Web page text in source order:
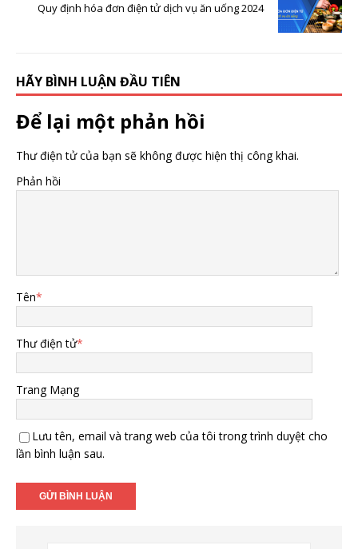
Quy định hóa đơn điện tử dịch vụ ăn uống 2024
HÃY BÌNH LUẬN ĐẦU TIÊN
Để lại một phản hồi
Thư điện tử của bạn sẽ không được hiện thị công khai.
Phản hồi
Tên*
Thư điện tử*
Trang Mạng
Lưu tên, email và trang web của tôi trong trình duyệt cho
lần bình luận sau.